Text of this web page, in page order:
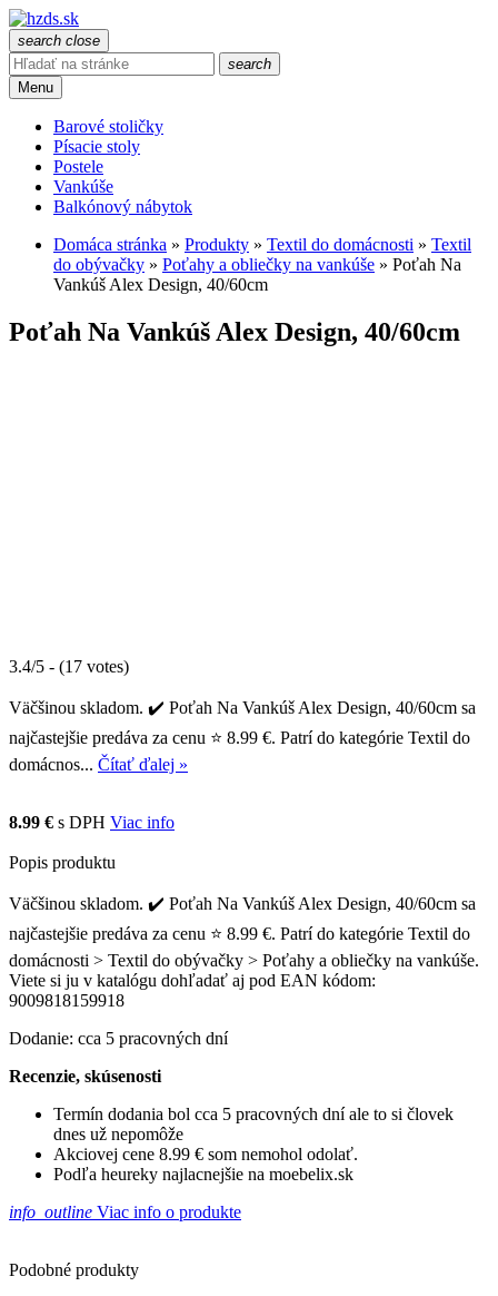
search close
search
Menu
Barové stoličky
Písacie stoly
Postele
Vankúše
Balkónový nábytok
Domáca stránka » Produkty » Textil do domácnosti » Textil
do obývačky » Poťahy a obliečky na vankúše » Poťah Na
Vankúš Alex Design, 40/60cm
Poťah Na Vankúš Alex Design, 40/60cm
3.4/5 - (17 votes)
Väčšinou skladom. ✔️ Poťah Na Vankúš Alex Design, 40/60cm sa
najčastejšie predáva za cenu ⭐ 8.99 €. Patrí do kategórie Textil do
domácnos... Čítať ďalej »
8.99 € s DPH Viac info
Popis produktu
Väčšinou skladom. ✔️ Poťah Na Vankúš Alex Design, 40/60cm sa
najčastejšie predáva za cenu ⭐ 8.99 €. Patrí do kategórie Textil do
domácnosti > Textil do obývačky > Poťahy a obliečky na vankúše.
Viete si ju v katalógu dohľadať aj pod EAN kódom:
9009818159918
Dodanie: cca 5 pracovných dní
Recenzie, skúsenosti
Termín dodania bol cca 5 pracovných dní ale to si človek
dnes už nepomôže
Akciovej cene 8.99 € som nemohol odolať.
Podľa heureky najlacnejšie na moebelix.sk
info_outline Viac info o produkte
Podobné produkty